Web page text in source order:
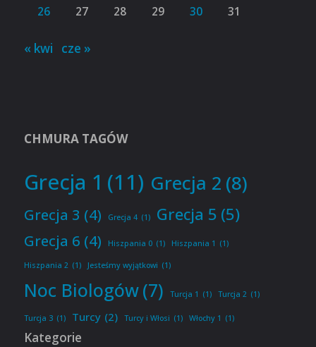
26
27 28 29 30 31
« kwi cze »
CHMURA TAGÓW
Grecja 1 (11) Grecja 2 (8)
Grecja 3 (4) Grecja 4 (1) Grecja 5 (5)
Grecja 6 (4) Hiszpania 0 (1) Hiszpania 1 (1)
Hiszpania 2 (1) Jesteśmy wyjątkowi (1)
Noc Biologów(7) Turcja 1 (1) Turcja 2 (1)
Turcja 3 (1) Turcy (2) Turcy i Włosi (1) Włochy 1 (1)
Kategorie